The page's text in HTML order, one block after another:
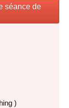
séance de
)